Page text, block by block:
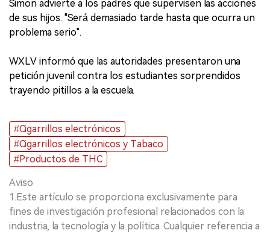
Simon advierte a los padres que supervisen las acciones
de sus hijos. "Será demasiado tarde hasta que ocurra un
problema serio".
WXLV informó que las autoridades presentaron una
petición juvenil contra los estudiantes sorprendidos
trayendo pitillos a la escuela.
#Cigarrillos electrónicos
#Cigarrillos electrónicos y Tabaco
#Productos de THC
Aviso
1.Este artículo se proporciona exclusivamente para
fines de investigación profesional relacionados con la
industria, la tecnología y la política. Cualquier referencia a